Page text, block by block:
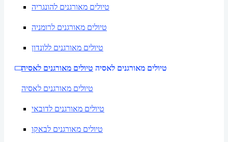
טיולים מאורגנים להונגריה
טיולים מאורגנים לרומניה
טיולים מאורגנים ללונדון
טיולים מאורגנים לאסיה טיולים מאורגנים לאסיה
טיולים מאורגנים לאסיה
טיולים מאורגנים לדובאי
טיולים מאורגנים לבאקו